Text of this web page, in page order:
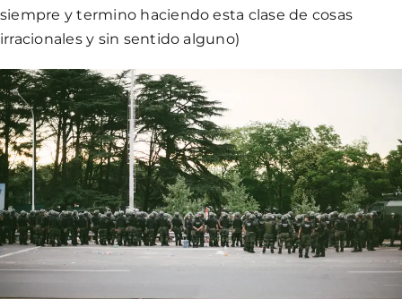
siempre y termino haciendo esta clase de cosas
irracionales y sin sentido alguno)